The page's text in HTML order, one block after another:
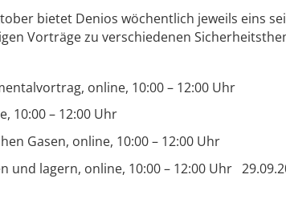
bietet Denios wöchentlich jeweils eins
Vorträge zu verschiedenen
online, 10:00 – 12:00 Uhr
10:00 – 12:00 Uhr
Gasen, online, 10:00 – 12:00 Uhr
und lagern, online, 10:00 – 12:00 Uhr